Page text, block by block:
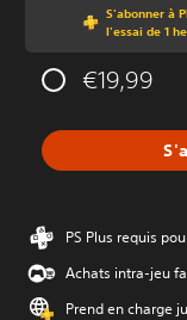
S'abonner à
l'essai de 1
€19,99
PS Plus requis
Achats intra-jeu
Prend en charge